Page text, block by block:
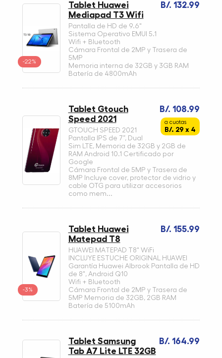
-22%
B/. 132.99
Tablet Huawei
Mediapad T3 Wifi
Pantalla de HD de 9.6"
Sistema Operativo EMUI 5.1
Wifi + Bluetooth
Cámara Frontal de 2MP y Trasera de
5MP
Memoria interna de 32GB y 3GB RAM
Batería de 4800mAh
B/. 108.99
a cuotas
B/. 29 x 4
Tablet Gtouch
Speed 2021
GTOUCH SPEED 2021
Pantalla IPS de 7”, Dual
Sim LTE, Memoria de 32GB y 2GB de
RAM Android 10.1 Certificado por
Google
Cámara Frontal de 5MP y Trasera de
8MP Incluye cover, protector de vidrio y
cable OTG para utilizar accesorios
como mem...
-3%
B/. 155.99
Tablet Huawei
Matepad T8
HUAWEI MATEPAD T8" WiFi
INCLUYE ESTUCHE ORIGINAL HUAWEI
Garantía Huawei Albrook Pantalla de HD
de 8", Android Q10
Wifi + Bluetooth
Cámara Frontal de 2MP y Trasera de
5MP Memoria de 32GB, 2GB RAM
Batería de 5100mAh
B/. 164.99
Tablet Samsung
Tab A7 Lite LTE 32GB